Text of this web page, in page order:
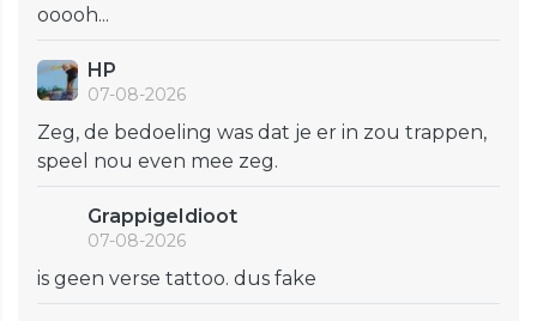
ooooh...
HP
07-08-2026
Zeg, de bedoeling was dat je er in zou trappen,
speel nou even mee zeg.
GrappigeIdioot
07-08-2026
is geen verse tattoo. dus fake